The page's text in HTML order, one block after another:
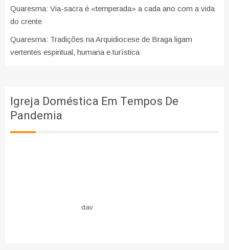
Quaresma: Via-sacra é «temperada» a cada ano com a vida
do crente
Quaresma: Tradições na Arquidiocese de Braga ligam
vertentes espiritual, humana e turística
Igreja Doméstica Em Tempos De
Pandemia
dav